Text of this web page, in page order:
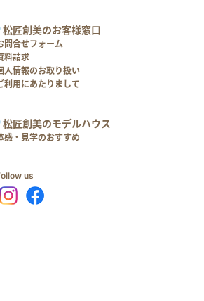
松匠創美のお客様窓口
問合せフォーム
料請求
人情報のお取り扱い
利用にあたりまして
松匠創美のモデルハウス
感・見学のおすすめ
us